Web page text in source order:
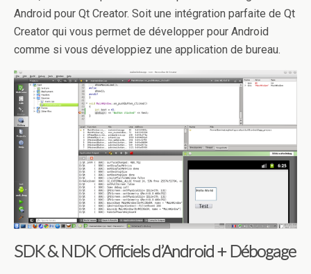
Android pour Qt Creator. Soit une intégration parfaite de Qt
Creator qui vous permet de développer pour Android
comme si vous développiez une application de bureau.
SDK & NDK Officiels d’Android + Débogage